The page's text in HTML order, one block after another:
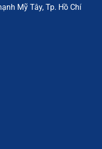
Mỹ Tây, Tp. Hồ Chí